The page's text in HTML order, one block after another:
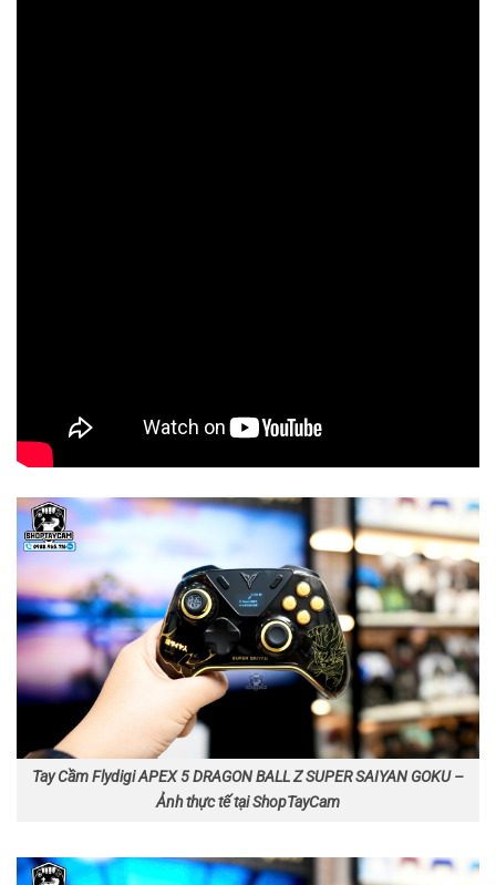
Tay Cầm Flydigi APEX 5 DRAGON BALL Z SUPER SAIYAN GOKU –
Ảnh thực tế tại ShopTayCam